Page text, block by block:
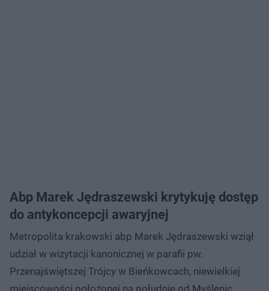
Abp Marek Jędraszewski krytykuję dostęp
do antykoncepcji awaryjnej
Metropolita krakowski abp Marek Jędraszewski wziął
udział w wizytacji kanonicznej w parafii pw.
Przenajświętszej Trójcy w Bieńkowcach, niewielkiej
miejscowości położonej na południe od Myślenic.